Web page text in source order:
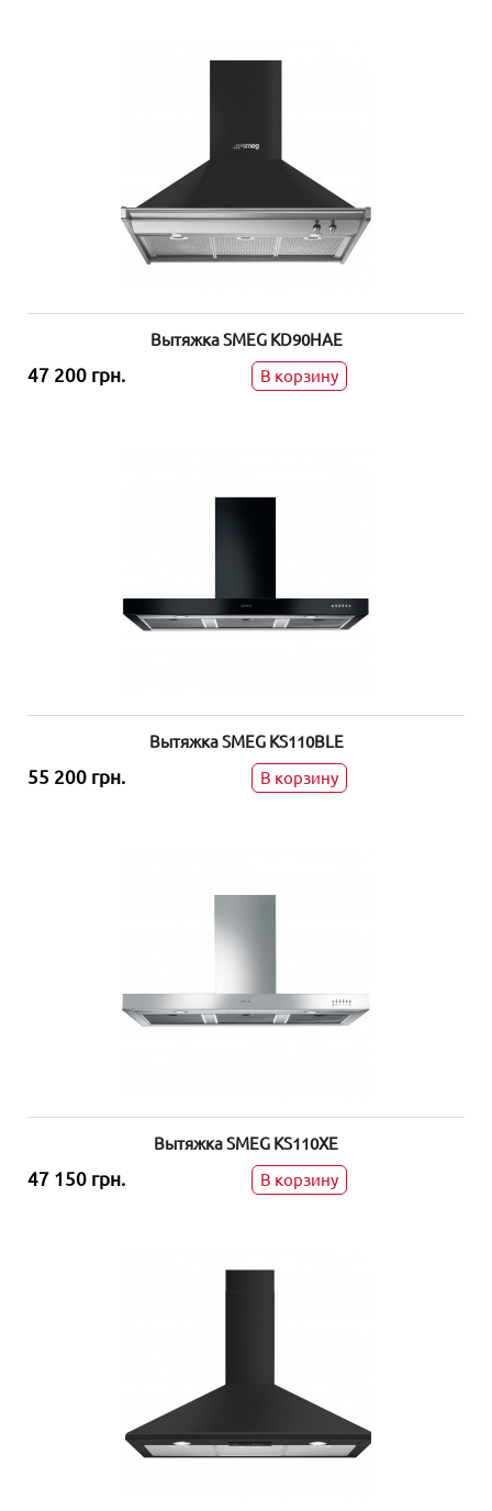
Вытяжка SMEG KD90HAE
47 200 грн. В корзину
Вытяжка SMEG KS110BLE
55 200 грн. В корзину
Вытяжка SMEG KS110XE
47 150 грн. В корзину